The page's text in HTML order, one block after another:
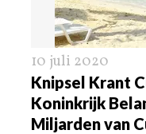
10 juli 2020
Knipsel Krant
Koninkrijk
Miljarden van